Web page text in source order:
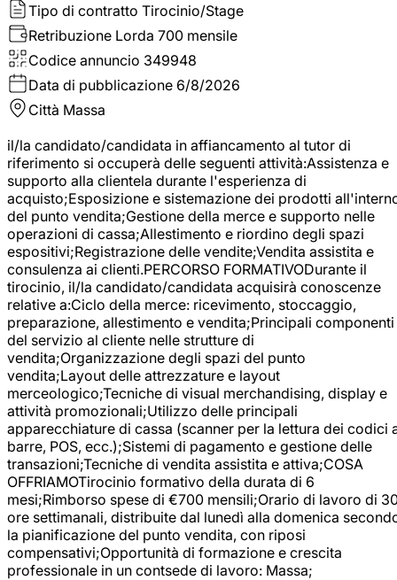
Tipo di contratto Tirocinio/Stage
Retribuzione Lorda 700 mensile
Codice annuncio 349948
Data di pubblicazione 6/8/2026
Città Massa
il/la candidato/candidata in affiancamento al tutor di
riferimento si occuperà delle seguenti attività:Assistenza e
supporto alla clientela durante l'esperienza di
acquisto;Esposizione e sistemazione dei prodotti
del punto vendita;Gestione della merce e supporto nelle
operazioni di cassa;Allestimento e riordino degli spazi
espositivi;Registrazione delle vendite;Vendita assistita e
consulenza ai clienti.PERCORSO FORMATIVODurante il
tirocinio, il/la candidato/candidata acquisirà conoscenze
relative a:Ciclo della merce: ricevimento, stoccaggio,
preparazione, allestimento e vendita;Principali componenti
del servizio al cliente nelle strutture di
vendita;Organizzazione degli spazi del punto
vendita;Layout delle attrezzature e layout
merceologico;Tecniche di visual merchandising, display e
attività promozionali;Utilizzo delle principali
apparecchiature di cassa (scanner per la lettura dei codici
barre, POS, ecc.);Sistemi di pagamento e gestione delle
transazioni;Tecniche di vendita assistita e attiva;COSA
OFFRIAMOTirocinio formativo della durata di 6
mesi;Rimborso spese di €700 mensili;Orario di lavoro di
ore settimanali, distribuite dal lunedì alla domenica
la pianificazione del punto vendita, con riposi
compensativi;Opportunità di formazione e crescita
professionale in un contsede di lavoro: Massa;